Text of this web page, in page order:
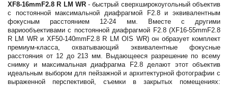
XF8-16mmF2.8 R LM WR- быстрый сверхширокоугольный объектив
с постоянной максимальной диафрагмой F2.8 и эквивалентным
фокусным расстоянием 12-24 мм. Вместе с другими
вариообъективами с постоянной диафрагмой F2.8 (XF16-55mmF2.8
R LM WR и XF50-140mmF2.8 R LM OIS WR) он образует комплект
премиум-класса, охватывающий эквивалентные фокусные
расстояния от 12 до 213 мм. Выдающееся разрешение по всему
снимку и максимальная диафрагма F2.8 делают этот объектив
идеальным выбором для пейзажной и архитектурной фотографии с
выраженной перспективой, съемки в закрытых помещениях: